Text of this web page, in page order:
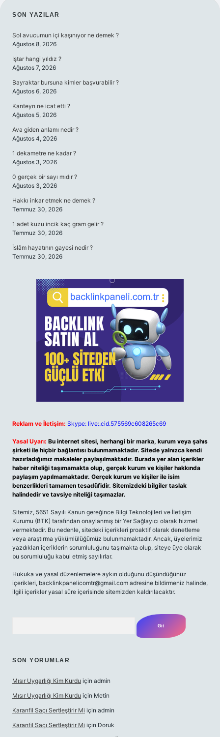
SIDEBAR
SON YAZILAR
Sol avucumun içi kaşınıyor ne demek ?
Ağustos 8, 2026
Iştar hangi yıldız ?
Ağustos 7, 2026
Bayraktar bursuna kimler başvurabilir ?
Ağustos 6, 2026
Kanteyn ne icat etti ?
Ağustos 5, 2026
Ava giden anlamı nedir ?
Ağustos 4, 2026
1 dekametre ne kadar ?
Ağustos 3, 2026
0 gerçek bir sayı mıdır ?
Ağustos 3, 2026
Hakkı inkar etmek ne demek ?
Temmuz 30, 2026
1 adet kuzu incik kaç gram gelir ?
Temmuz 30, 2026
İslâm hayatının gayesi nedir ?
Temmuz 30, 2026
Reklam ve İletişim: Skype: live:.cid.575569c608265c69
Yasal Uyarı: Bu internet sitesi, herhangi bir marka, kurum veya şahıs
şirketi ile hiçbir bağlantısı bulunmamaktadır. Sitede yalnızca kendi
hazırladığımız makaleler paylaşılmaktadır. Burada yer alan içerikler
haber niteliği taşımamakta olup, gerçek kurum ve kişiler hakkında
paylaşım yapılmamaktadır. Gerçek kurum ve kişiler ile isim
benzerlikleri tamamen tesadüfidir. Sitemizdeki bilgiler taslak
halindedir ve tavsiye niteliği taşımazlar.
Sitemiz, 5651 Sayılı Kanun gereğince Bilgi Teknolojileri ve İletişim
Kurumu (BTK) tarafından onaylanmış bir Yer Sağlayıcı olarak hizmet
vermektedir. Bu nedenle, sitedeki içerikleri proaktif olarak denetleme
veya araştırma yükümlülüğümüz bulunmamaktadır. Ancak, üyelerimiz
yazdıkları içeriklerin sorumluluğunu taşımakta olup, siteye üye olarak
bu sorumluluğu kabul etmiş sayılırlar.
Hukuka ve yasal düzenlemelere aykırı olduğunu düşündüğünüz
içerikleri, backlinkpanelicomtr@gmail.com adresine bildirmeniz halinde,
ilgili içerikler yasal süre içerisinde sitemizden kaldırılacaktır.
SON YORUMLAR
Mısır Uygarlığı Kim Kurdu için admin
Mısır Uygarlığı Kim Kurdu için Metin
Karanfil Saçı Sertleştirir Mi için admin
Karanfil Saçı Sertleştirir Mi için Doruk